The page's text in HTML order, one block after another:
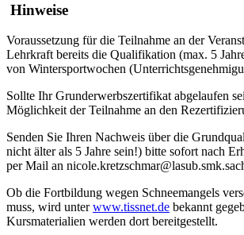
Hinweise
Voraussetzung für die Teilnahme an der
Lehrkraft bereits die Qualifikation (max. 5
von Wintersportwochen
Sollte Ihr Grunderwerbszertifikat abgelaufen
Möglichkeit der Teilnahme an den
Senden Sie Ihren Nachweis über die
nicht älter als 5 Jahre sein!) bitte sofort nach
per Mail an
Ob die Fortbildung wegen Schneemangels
muss, wird unterwww.tissnet.de bekannt
Kursmaterialien werden dort bereitgestellt.